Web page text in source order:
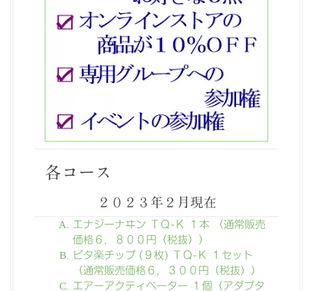
各コース
２０２３年２月現在
エナジーナヰン ＴＱ-Ｋ １本 （通常販売
価格６，８００円（税抜））
ピタ楽チップ (９枚) ＴＱ-Ｋ １セット
（通常販売価格６，３００円（税抜））
エアーアクティベーター １個（アダプタ